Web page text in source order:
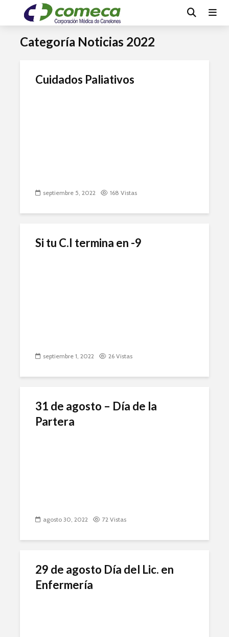
Categoría Noticias 2022
Cuidados Paliativos
septiembre 5, 2022 168 Vistas
Si tu C.I termina en -9
septiembre 1, 2022 26 Vistas
31 de agosto – Día de la
Partera
agosto 30, 2022 72 Vistas
29 de agosto Día del Lic. en
Enfermería